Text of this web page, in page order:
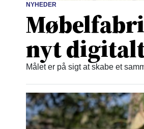
NYHEDER
nyt
Målet er på sigt at skabe et